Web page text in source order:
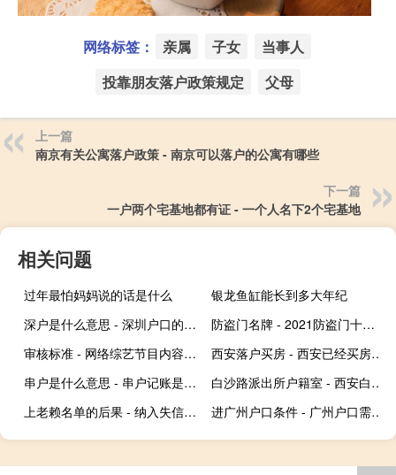
网络标签： 亲属 子女
当事人
投靠朋友落户政策规定
父母
上一篇
南京有关公寓落户政策 - 南京可以落户的公寓有哪些
下一篇
一户两个宅基地都有证 - 一个人名下2个宅基地
相关问题
过年最怕妈妈说的话是什么
银龙鱼缸能长到多大年纪
深户是什么意思 - 深圳户口的利弊
防盗门名牌 - 2021防盗门十大名牌
审核标准 - 网络综艺节目内容审核标准细则
西安落户买房 - 西安已经买房了怎么落户
串户是什么意思 - 串户记账是什么意思
白沙路派出所户籍室 - 西安白沙路派出所户籍室官网
上老赖名单的后果 - 纳入失信人名单有什么影响
进广州户口条件 - 广州户口需要什么条件